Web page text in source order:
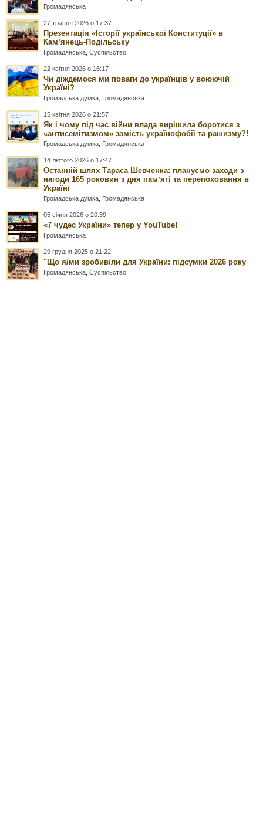
Громадянська
27 травня 2026 о 17:37
Презентація «Історії української Конституції» в
Камʼянець-Подільську
Громадянська ,Суспільство
22 квітня 2026 о 16:17
Чи діждемося ми поваги до українців у воюючій
Україні?
Громадська думка Громадянська
15 квітня 2026 о 21:57
Як і чому під час війни влада вирішила боротися з
«антисемітизмом» замість українофобії та рашизму?!
Громадська думка Громадянська
14 лютого 2026 о 17:47
Останній шлях Тараса Шевченка: плануємо заходи з
нагоди 165 роковин з дня памʼяті та перепоховання в
Україні
Громадська думка Громадянська
05 січня 2026 о 20:39
«7 чудес України» тепер у YouTube!
Громадянська
29 грудня 2025 о 21:22
"Що я/ми зробив/ли для України: підсумки 2026 року
Громадянська ,Суспільство